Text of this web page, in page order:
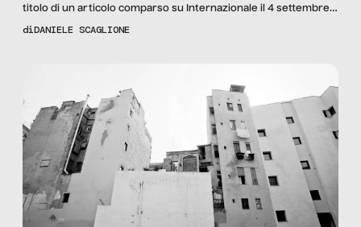
titolo di un articolo comparso su Internazionale il 4 settembre
2017, a firma di Giada Zampano. Matera, città incantata, secondo
diDANIELE SCAGLIONE